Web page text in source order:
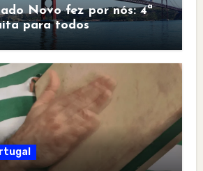
Novo fez por nós: 4ª
para todos